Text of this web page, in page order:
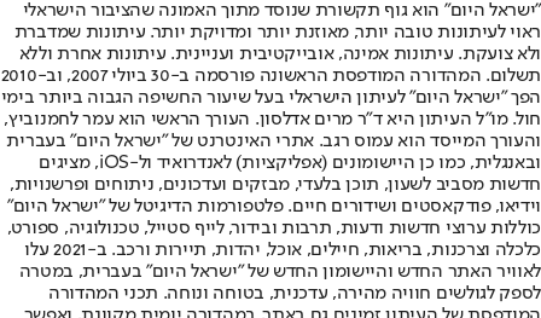
"ישראל היום" הוא גוף תקשורת שנוסד מתוך האמונה שהציבור הישראלי
ראוי לעיתונות טובה יותר, מאוזנת יותר ומדויקת יותר. עיתונות שמדברת
ולא צועקת. עיתונות אמינה, אובייקטיבית ועניינית. עיתונות אחרת וללא
תשלום. המהדורה המודפסת הראשונה פורסמה ב-30 ביולי 2007, וב-2010
הפך "ישראל היום" לעיתון הישראלי בעל שיעור החשיפה הגבוה ביותר בימי
חול. מו"ל העיתון היא ד"ר מרים אדלסון. העורך הראשי הוא עמר לחמנוביץ,
והעורך המייסד הוא עמוס רגב. אתרי האינטרנט של "ישראל היום" בעברית
ובאנגלית, כמו כן היישומונים (אפליקציות) לאנדרואיד ול-iOS, מציגים
חדשות מסביב לשעון, תוכן בלעדי, מבזקים ועדכונים, ניתוחים ופרשנויות,
וידיאו, פודקאסטים ושידורים חיים. פלטפורמות הדיגיטל של "ישראל היום"
כוללות ערוצי חדשות ודעות, תרבות ובידור, לייף סטייל, טכנולוגיה, ספורט,
כלכלה וצרכנות, בריאות, חיילים, אוכל, יהדות, תיירות ורכב. ב-2021 עלו
לאוויר האתר החדש והיישומון החדש של "ישראל היום" בעברית, במטרה
לספק לגולשים חוויה מהירה, עדכנית, בטוחה ונוחה. תכני המהדורה